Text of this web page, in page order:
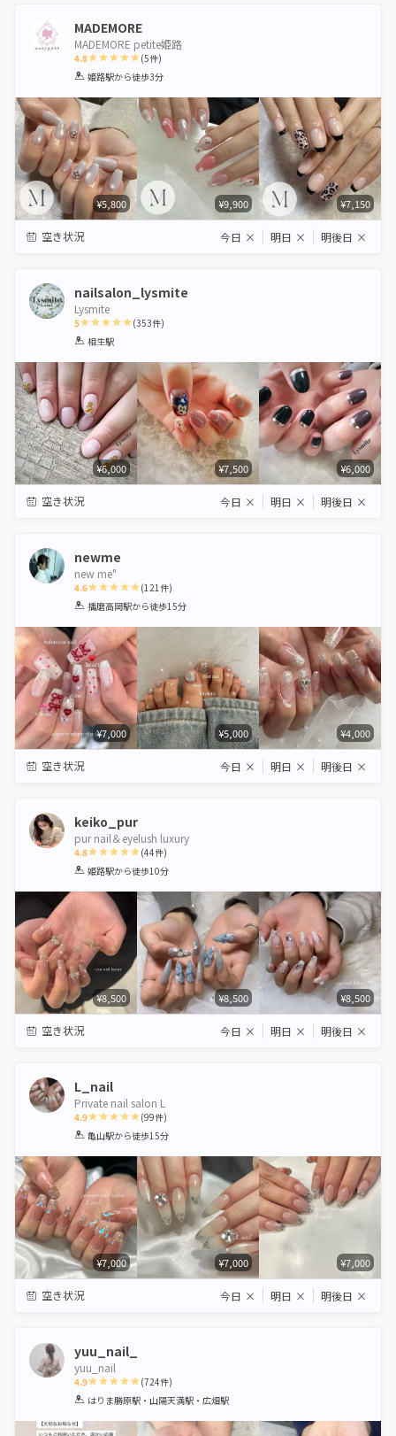
MADEMORE
MADEMORE petite姫路
4.8
1 2 3 4 5
(5件)
姫路駅から徒歩3分
¥5,800 ¥9,900 ¥7,150
空き状況 今日 × 明日 × 明後日 ×
nailsalon_lysmite
Lysmite
5
1 2 3 4
(353件)
相生駅
¥6,000 ¥7,500 ¥6,000
空き状況 今日 × 明日 × 明後日 ×
newme
new me"
4.6
1 2 3 4 5
(121件)
播磨高岡駅から徒歩15分
¥7,000 ¥5,000 ¥4,000
空き状況 今日 × 明日 × 明後日 ×
keiko_pur
pur nail＆eyelush luxury
4.8
1 2 3 4 5
(44件)
姫路駅から徒歩10分
¥8,500 ¥8,500 ¥8,500
空き状況 今日 × 明日 × 明後日 ×
L_nail
Private nail salon L
4.9
1 2 3 4 5
(99件)
亀山駅から徒歩15分
¥7,000 ¥7,000 ¥7,000
空き状況 今日 × 明日 × 明後日 ×
yuu_nail_
yuu_nail
4.9
1 2 3 4 5
(724件)
はりま勝原駅・山陽天満駅・広畑駅